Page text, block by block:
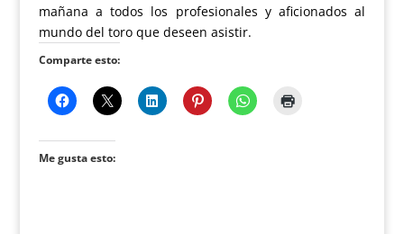
mañana a todos los profesionales y aficionados al
mundo del toro que deseen asistir.
Comparte esto:
Me gusta esto: